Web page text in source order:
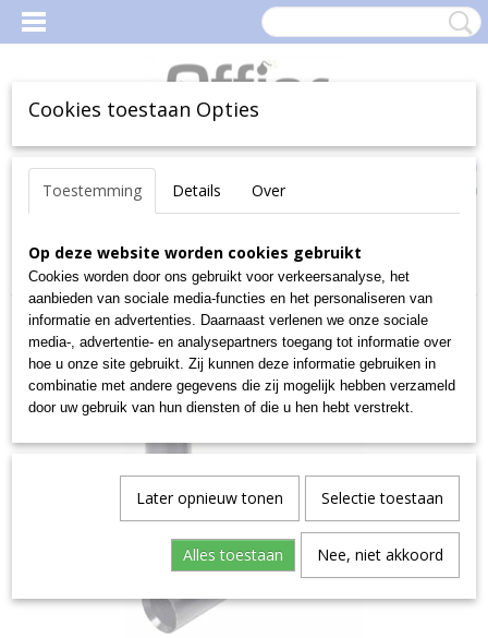
Inloggen Registreren
Uw Winkelwagen
(0)
Home >Kantoorartikelen>Kantoormateriaal>Perforators
Zware perforators>Rapid perforator HDC150 set van 2 stansen
Cookies toestaan Opties
Toestemming Details Over
Op deze website worden cookies gebruikt
Cookies worden door ons gebruikt voor verkeersanalyse, het
aanbieden van sociale media-functies en het personaliseren van
informatie en advertenties. Daarnaast verlenen we onze sociale
media-, advertentie- en analysepartners toegang tot informatie over
hoe u onze site gebruikt. Zij kunnen deze informatie gebruiken in
combinatie met andere gegevens die zij mogelijk hebben verzameld
door uw gebruik van hun diensten of die u hen hebt verstrekt.
Later opnieuw tonen Selectie toestaan
Alles toestaan Nee, niet akkoord